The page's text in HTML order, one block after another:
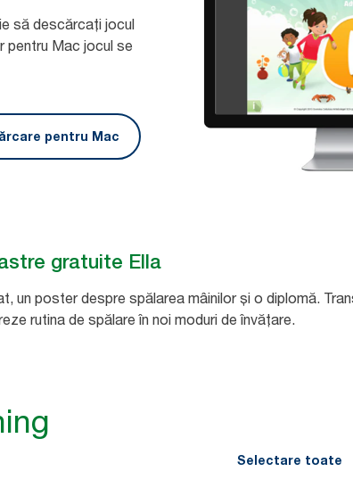
să descărcați jocul
pentru Mac jocul se
pentru Mac
gratuite Ella
un poster despre spălarea mâinilor și o diplomă.
rutina de spălare în noi moduri de învățare.
Selectare toate